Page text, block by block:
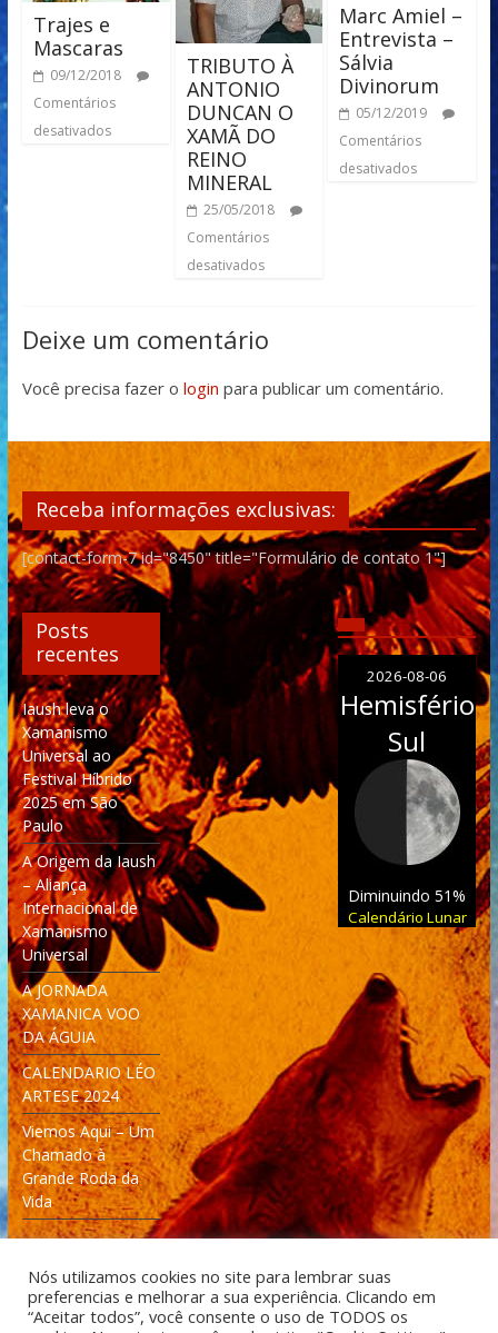
Trajes e
Mascaras
09/12/2018
Comentários
desativados
TRIBUTO À
ANTONIO
DUNCAN O
XAMÃ DO
REINO
MINERAL
25/05/2018
Comentários
desativados
Marc Amiel –
Entrevista –
Sálvia
Divinorum
05/12/2019
Comentários
desativados
Deixe um comentário
Você precisa fazer o login para publicar um comentário.
Receba informações exclusivas:
[contact-form-7 id="8450" title="Formulário de contato 1"]
Posts
recentes
Iaush leva o
Xamanismo
Universal ao
Festival Híbrido
2025 em São
Paulo
A Origem da Iaush
– Aliança
Internacional de
Xamanismo
Universal
A JORNADA
XAMANICA VOO
DA ÁGUIA
CALENDARIO LÉO
ARTESE 2024
Viemos Aqui – Um
Chamado à
Grande Roda da
Vida
2026-08-06
Hemisfério
Sul
Diminuindo 51%
Calendário Lunar
Nós utilizamos cookies no site para lembrar suas
preferencias e melhorar a sua experiência. Clicando em
“Aceitar todos”, você consente o uso de TODOS os